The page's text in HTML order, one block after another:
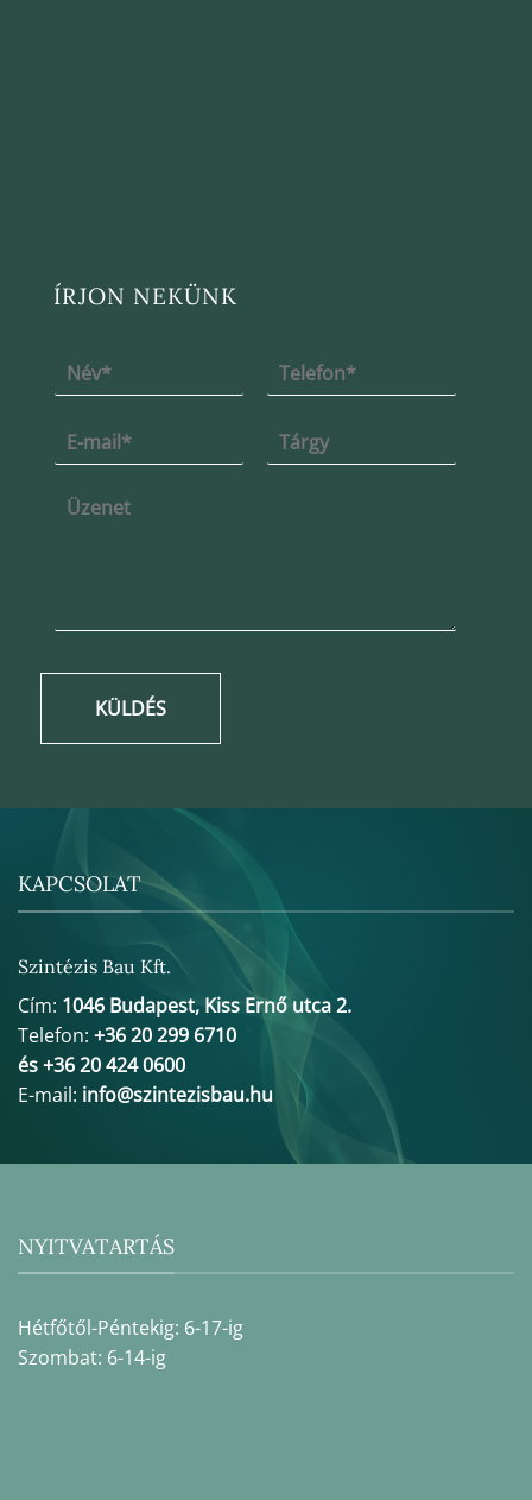
ÍRJON NEKÜNK
KÜLDÉS
KAPCSOLAT
Szintézis Bau Kft.
Cím: 1046 Budapest, Kiss Ernő utca 2.
Telefon: +36 20 299 6710
és +36 20 424 0600
E-mail: info@szintezisbau.hu
NYITVATARTÁS
Hétfőtől-Péntekig: 6-17-ig
Szombat: 6-14-ig